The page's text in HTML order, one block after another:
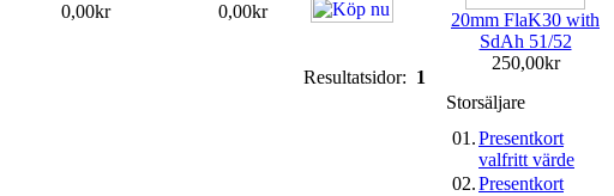
0,00kr 0,00kr
Resultatsidor: 1
20mm FlaK30 with
SdAh 51/52
250,00kr
Storsäljare
01.Presentkort
valfritt värde
02.Presentkort